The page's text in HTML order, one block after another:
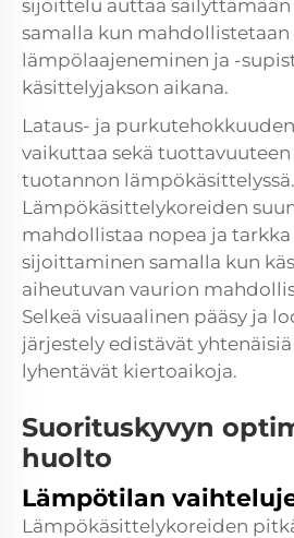
sijoittelu auttaa
samalla kun mahdollistetaan
lämpölaajeneminen ja -
käsittelyjakson aikana.
Lataus- ja
vaikuttaa sekä
tuotannon lämpökäsittelyssä.
Lämpökäsittelykoreiden
mahdollistaa nopea ja tarkka
sijoittaminen samalla kun
aiheutuvan vaurion
Selkeä visuaalinen pääsy ja
järjestely edistävät
lyhentävät kiertoaikoja.
Suorituskyvyn
huolto
Lämpötilan
Lämpökäsittelykoreiden